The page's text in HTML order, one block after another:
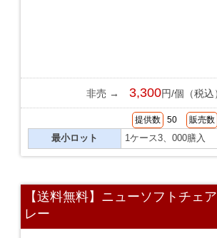
非売 → 3,300円/個（税込
提供数 50 販売数
最小ロット 1ケース3、000膳入
【送料無料】ニューソフトチェ
レー